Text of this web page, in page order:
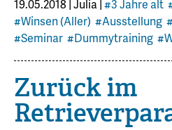
19.05.2018 |Julia|#3 Jahre alt
#Winsen (Aller) #Ausstellung
#Seminar #Dummytraining
Zurück im